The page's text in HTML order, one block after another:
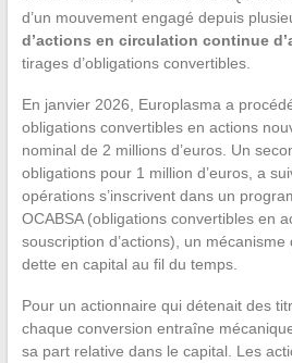
d’un mouvement engagé depuis
d’actions en circulation continue
tirages d’obligations convertibles.
En janvier 2026, Europlasma a
obligations convertibles en actions
nominal de 2 millions d’euros. Un
obligations pour 1 million d’euros, a
opérations s’inscrivent dans un
OCABSA (obligations convertibles en
souscription d’actions), un
dette en capital au fil du temps.
Pour un actionnaire qui détenait des
chaque conversion entraîne
sa part relative dans le capital. Les